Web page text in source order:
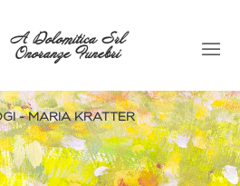
A Dolomitica Srl
Onoranze Funebri
- MARIA KRATTER